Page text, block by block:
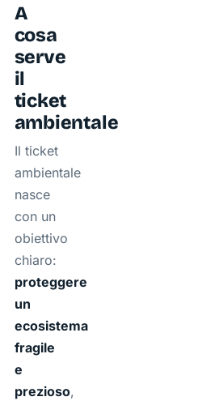
A
cosa
serve
il
ticket
ambientale
Il ticket
ambientale
nasce
con un
obiettivo
chiaro:
proteggere
un
ecosistema
fragile
e
prezioso,